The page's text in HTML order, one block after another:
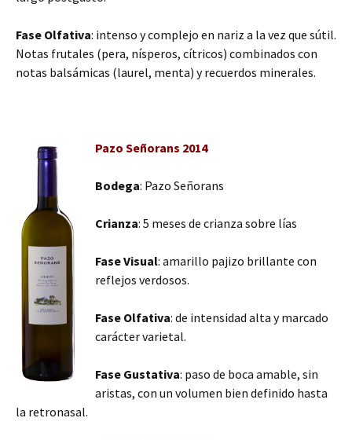
Fase Olfativa: intenso y complejo en nariz a la vez que sútil.
Notas frutales (pera, nísperos, cítricos) combinados con
notas balsámicas (laurel, menta) y recuerdos minerales.
Pazo Señorans 2014
Bodega: Pazo Señorans
Crianza: 5 meses de crianza sobre lías
Fase Visual: amarillo pajizo brillante con
reflejos verdosos.
Fase Olfativa: de intensidad alta y marcado
carácter varietal.
Fase Gustativa: paso de boca amable, sin
aristas, con un volumen bien definido hasta
la retronasal.